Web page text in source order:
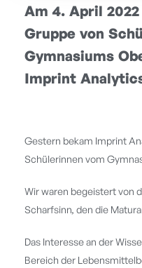
Am 4. April
Gruppe von
Gymnasiums
Imprint
Gestern bekam Imprint
Schülerinnen vom
Wir waren begeistert von
Scharfsinn, den die
Das Interesse an der
Bereich der